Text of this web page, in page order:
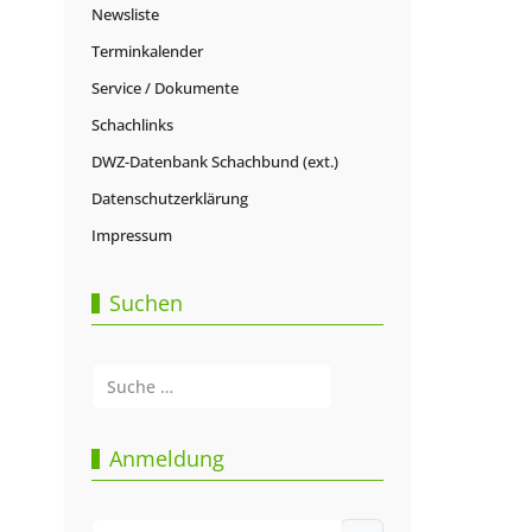
Newsliste
Terminkalender
Service / Dokumente
Schachlinks
DWZ-Datenbank Schachbund (ext.)
Datenschutzerklärung
Impressum
Suchen
Anmeldung